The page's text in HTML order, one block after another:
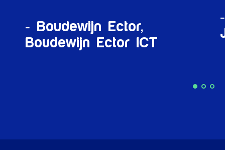
Boudewijn Ector,
Boudewijn Ector ICT